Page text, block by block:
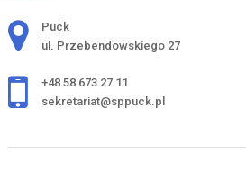
Adres pocztowy:
Puck
ul. Przebendowskiego 27
+48 58 673 27 11
sekretariat@sppuck.pl